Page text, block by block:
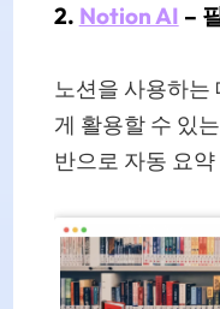
2. Notion AI –
노션을 사용하는
게 활용할 수 있
반으로 자동 요